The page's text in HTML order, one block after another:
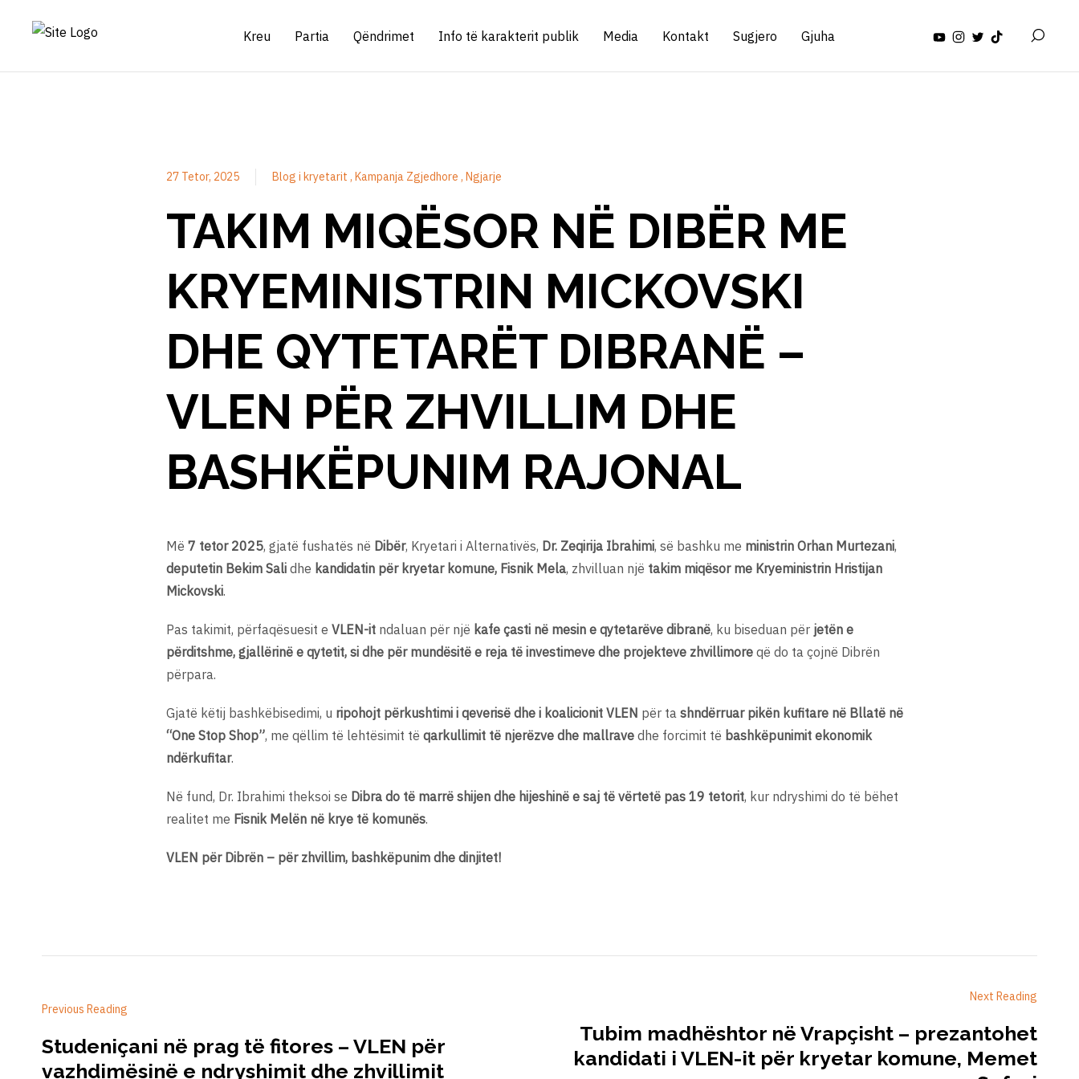
Kreu Partia Qëndrimet Info të karakterit publik Media Kontakt Sugjero Gjuha
27 Tetor, 2025 Blog i kryetarit Kampanja Zgjedhore Ngjarje
TAKIM MIQËSOR NË DIBËR ME
KRYEMINISTRIN MICKOVSKI
DHE QYTETARËT DIBRANË –
VLEN PËR ZHVILLIM DHE
BASHKËPUNIM RAJONAL
Më 7 tetor 2025, gjatë fushatës në Dibër, Kryetari i Alternativës, Dr. Zeqirija Ibrahimi, së bashku me ministrin Orhan Murtezani,
deputetin Bekim Sali dhe kandidatin për kryetar komune, Fisnik Mela, zhvilluan një takim miqësor me Kryeministrin Hristijan
Mickovski.
Pas takimit, përfaqësuesit e VLEN-it ndaluan për një kafe çasti në mesin e qytetarëve dibranë, ku biseduan për jetën e
përditshme, gjallërinë e qytetit, si dhe për mundësitë e reja të investimeve dhe projekteve zhvillimore që do ta çojnë Dibrën
përpara.
Gjatë këtij bashkëbisedimi, u ripohojt përkushtimi i qeverisë dhe i koalicionit VLEN për ta shndërruar pikën kufitare në Bllatë në
“One Stop Shop”, me qëllim të lehtësimit të qarkullimit të njerëzve dhe mallrave dhe forcimit të bashkëpunimit ekonomik
ndërkufitar.
Në fund, Dr. Ibrahimi theksoi se Dibra do të marrë shijen dhe hijeshinë e saj të vërtetë pas 19 tetorit, kur ndryshimi do të bëhet
realitet me Fisnik Melën në krye të komunës.
VLEN për Dibrën – për zhvillim, bashkëpunim dhe dinjitet!
Previous Reading
Studeniçani në prag të fitores – VLEN për
vazhdimësinë e ndryshimit dhe zhvillimit
Next Reading
Tubim madhështor në Vrapçisht – prezantohet
kandidati i VLEN-it për kryetar komune, Memet